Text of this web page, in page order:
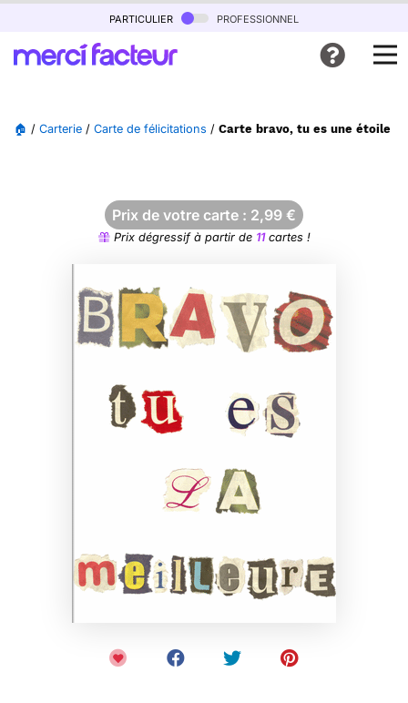
particulier professionnel
🏠 / Carterie / Carte de félicitations / Carte bravo, tu es une étoile
Prix de votre carte : 2,99 €
Prix dégressif à partir de 11cartes !